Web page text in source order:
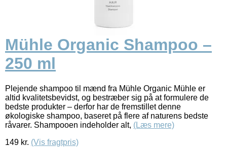
Mühle Organic Shampoo –
250 ml
Plejende shampoo til mænd fra Mühle Organic Mühle er
altid kvalitetsbevidst, og bestræber sig på at formulere de
bedste produkter – derfor har de fremstillet denne
økologiske shampoo, baseret på flere af naturens bedste
råvarer. Shampooen indeholder alt, (Læs mere)
149 kr. (Vis fragtpris)